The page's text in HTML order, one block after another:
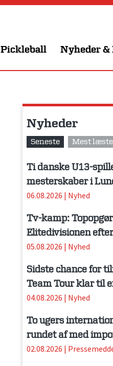
Pickleball Nyheder &
Nyheder
Seneste Mest læste
Ti danske U13-
mesterskaber i
06.08.2026 | Nyhed
Tv-kamp:
Elitedivisionen
05.08.2026 | Nyhed
Sidste chance for
Team Tour klar til
04.08.2026 | Nyhed
To ugers
rundet af med
02.08.2026 |